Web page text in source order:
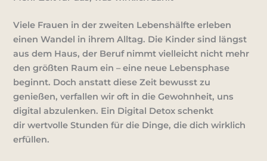
Viele Frauen in der zweiten Lebenshälfte erleben
einen Wandel in ihrem Alltag. Die Kinder sind längst
aus dem Haus, der Beruf nimmt vielleicht nicht mehr
den größten Raum ein – eine neue Lebensphase
beginnt. Doch anstatt diese Zeit bewusst zu
genießen, verfallen wir oft in die Gewohnheit, uns
digital abzulenken. Ein Digital Detox schenkt
dirwertvolle Stunden für die Dinge, die dich wirklich
erfüllen.